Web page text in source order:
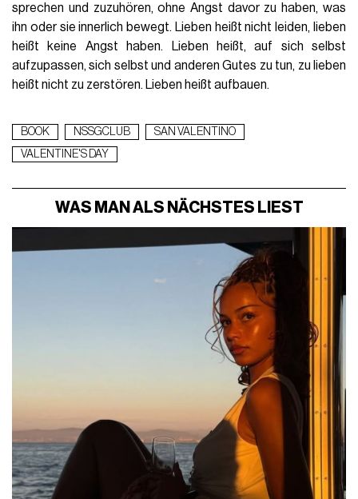
sprechen und zuzuhören, ohne Angst davor zu haben, was
ihn oder sie innerlich bewegt. Lieben heißt nicht leiden, lieben
heißt keine Angst haben. Lieben heißt, auf sich selbst
aufzupassen, sich selbst und anderen Gutes zu tun, zu lieben
heißt nicht zu zerstören. Lieben heißt aufbauen.
BOOK NSSGCLUB
SAN VALENTINO
VALENTINE'S DAY
WAS MAN ALS NÄCHSTES LIEST